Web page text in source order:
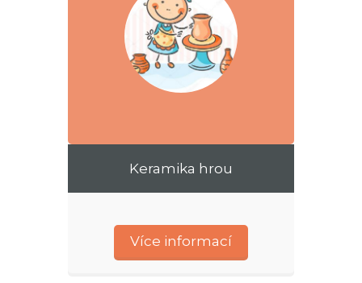
Keramika hrou
Více informací